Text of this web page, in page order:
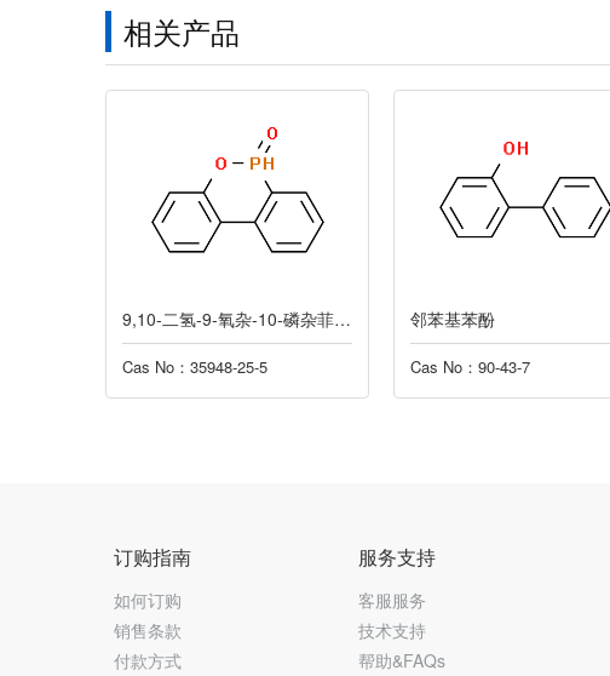
相关产品
9,10-二氢-9-氧杂-10-磷杂菲-10-氧化物
Cas No：35948-25-5
邻苯基苯酚
Cas No：90-43-7
订购指南
如何订购
销售条款
付款方式
服务支持
客服服务
技术支持
帮助&FAQs